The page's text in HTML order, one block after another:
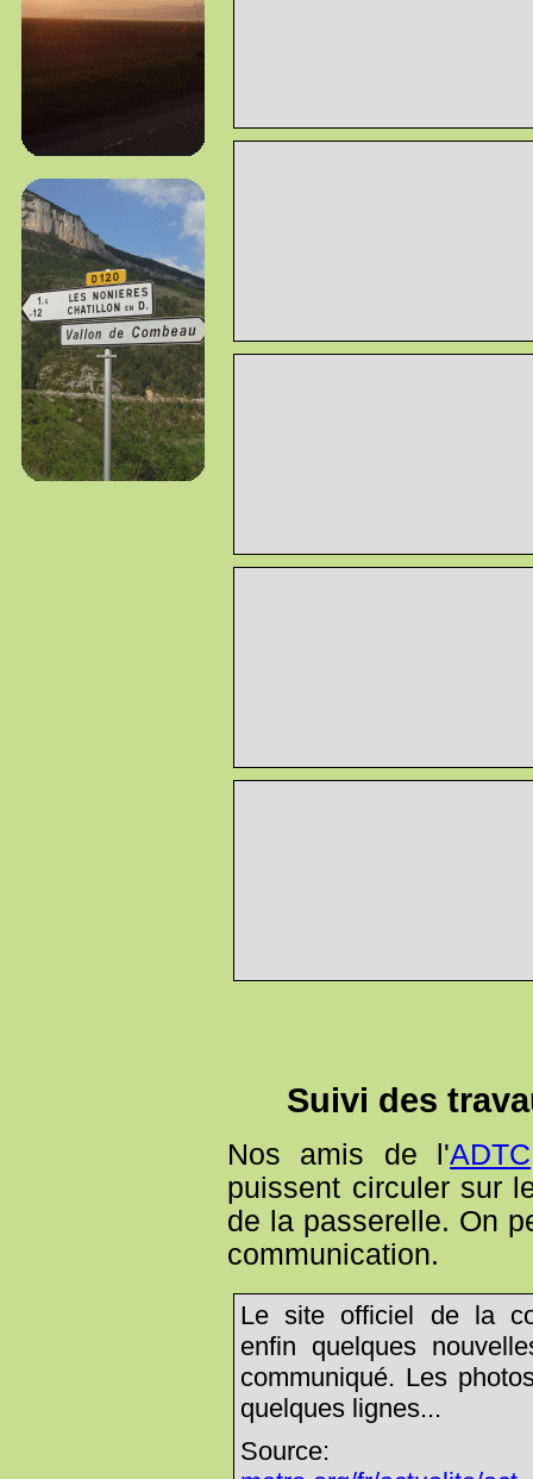
Suivi des
Nos amis de l'ADTC
puissent circuler sur
de la passerelle. On
communication.
Le site officiel de la
enfin quelques
communiqué. Les
quelques lignes...